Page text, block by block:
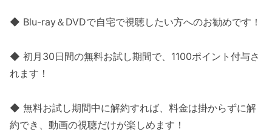
◆ Blu-ray＆DVDで自宅で視聴したい方へのお勧めです！
◆ 初月30日間の無料お試し期間で、1100ポイント付与さ
れます！
◆ 無料お試し期間中に解約すれば、料金は掛からずに解
約でき、動画の視聴だけが楽しめます！